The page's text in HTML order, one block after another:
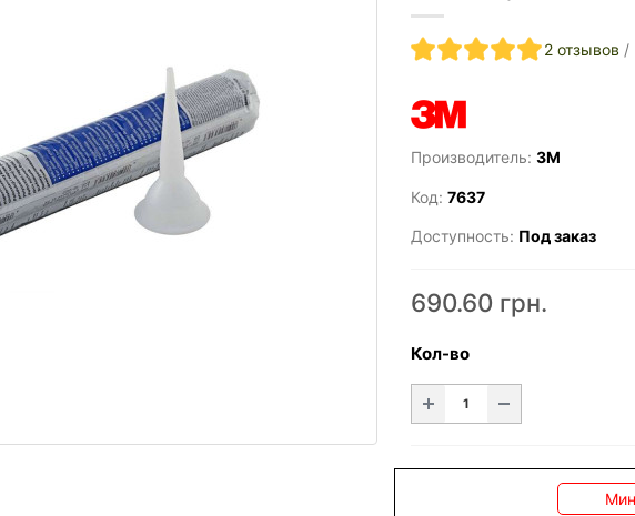
2 отзывов /
Производитель: 3M
Код: 7637
Доступность: Под заказ
690.60 грн.
Кол-во